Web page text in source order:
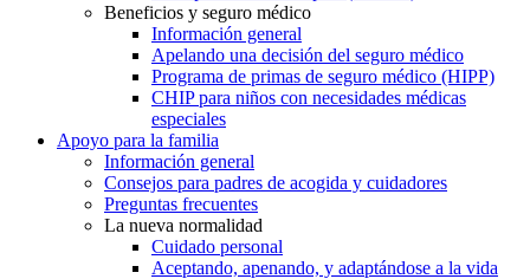
Beneficios y seguro médico
Información general
Apelando una decisión del seguro médico
Programa de primas de seguro médico (HIPP)
CHIP para niños con necesidades médicas
especiales
Apoyo para la familia
Información general
Consejos para padres de acogida y cuidadores
Preguntas frecuentes
La nueva normalidad
Cuidado personal
Aceptando, apenando, y adaptándose a la vida